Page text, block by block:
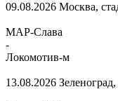
09.08.2026 Москва,
МАР-Слава
-
Локомотив-м
13.08.2026